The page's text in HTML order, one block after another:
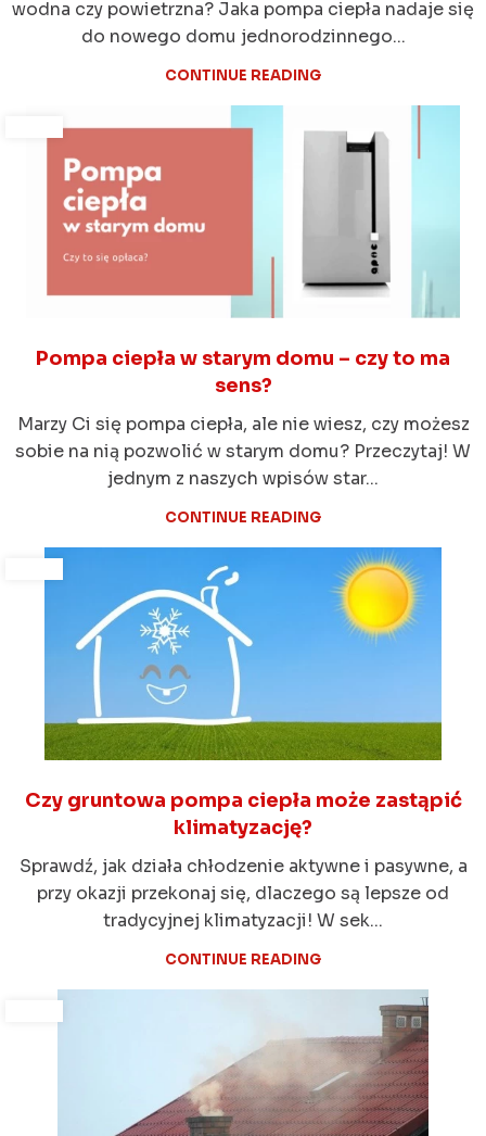
wodna czy powietrzna? Jaka pompa ciepła nadaje się
do nowego domu jednorodzinnego...
CONTINUE READING
Pompa ciepła w starym domu – czy to ma
sens?
Marzy Ci się pompa ciepła, ale nie wiesz, czy możesz
sobie na nią pozwolić w starym domu? Przeczytaj! W
jednym z naszych wpisów star...
CONTINUE READING
Czy gruntowa pompa ciepła może zastąpić
klimatyzację?
Sprawdź, jak działa chłodzenie aktywne i pasywne, a
przy okazji przekonaj się, dlaczego są lepsze od
tradycyjnej klimatyzacji! W sek...
CONTINUE READING